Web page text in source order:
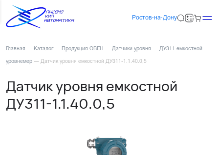
Ростов-на-Дону
Главная — Каталог — Продукция ОВЕН — Датчики уровня — ДУ311 емкостной
уровнемер — Датчик уровня емкостной ДУ311-1.1.40.0,5
Датчик уровня емкостной
ДУ311-1.1.40.0,5